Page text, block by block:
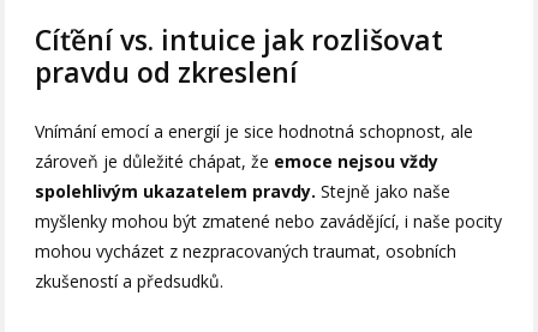
Cíťění vs. intuice jak rozlišovat
pravdu od zkreslení
Vnímání emocí a energií je sice hodnotná schopnost, ale
zároveň je důležité chápat, že emoce nejsou vždy
spolehlivým ukazatelem pravdy. Stejně jako naše
myšlenky mohou být zmatené nebo zavádějící, i naše pocity
mohou vycházet z nezpracovaných traumat, osobních
zkušeností a předsudků.